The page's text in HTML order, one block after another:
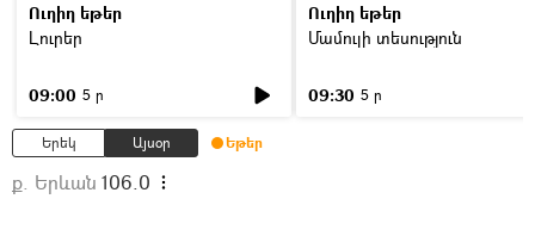
Ուղիղ եթեր
Լուրեր
09:00 5 ր
Ուղիղ եթեր
Մամուլի տեսություն
09:30 5 ր
Երեկ Այսօր Եթեր
ք. Երևան 106.0